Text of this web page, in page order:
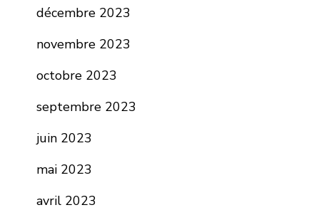
décembre 2023
novembre 2023
octobre 2023
septembre 2023
juin 2023
mai 2023
avril 2023